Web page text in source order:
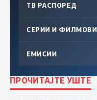
ТВ РАСПОРЕД
СЕРИИ И ФИЛМОВИ
ЕМИСИИ
ПРОЧИТАЈТЕ УШТЕ